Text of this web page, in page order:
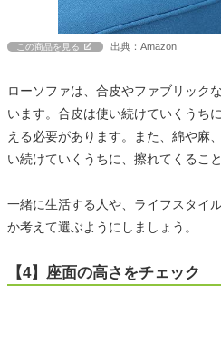
この商品を見る 出典：Amazon
ローソファは、合皮やファブリック
います。合皮は使い続けていくうち
える必要があります。また、綿や麻
い続けていくうちに、擦れてくるこ
一緒に生活する人や、ライフスタイ
か考えて選ぶようにしましょう。
【4】座面の高さをチェック